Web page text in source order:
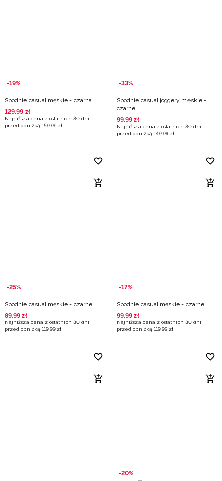
-19%
Spodnie casual męskie - czarna
129,99 zł
Najniższa cena z ostatnich 30 dni
przed obniżką 159,99 zł
-33%
Spodnie casual joggery męskie -
czarne
99,99 zł
Najniższa cena z ostatnich 30 dni
przed obniżką 149,99 zł
-25%
Spodnie casual męskie - czarne
89,99 zł
Najniższa cena z ostatnich 30 dni
przed obniżką 119,99 zł
-17%
Spodnie casual męskie - czarne
99,99 zł
Najniższa cena z ostatnich 30 dni
przed obniżką 119,99 zł
-20%